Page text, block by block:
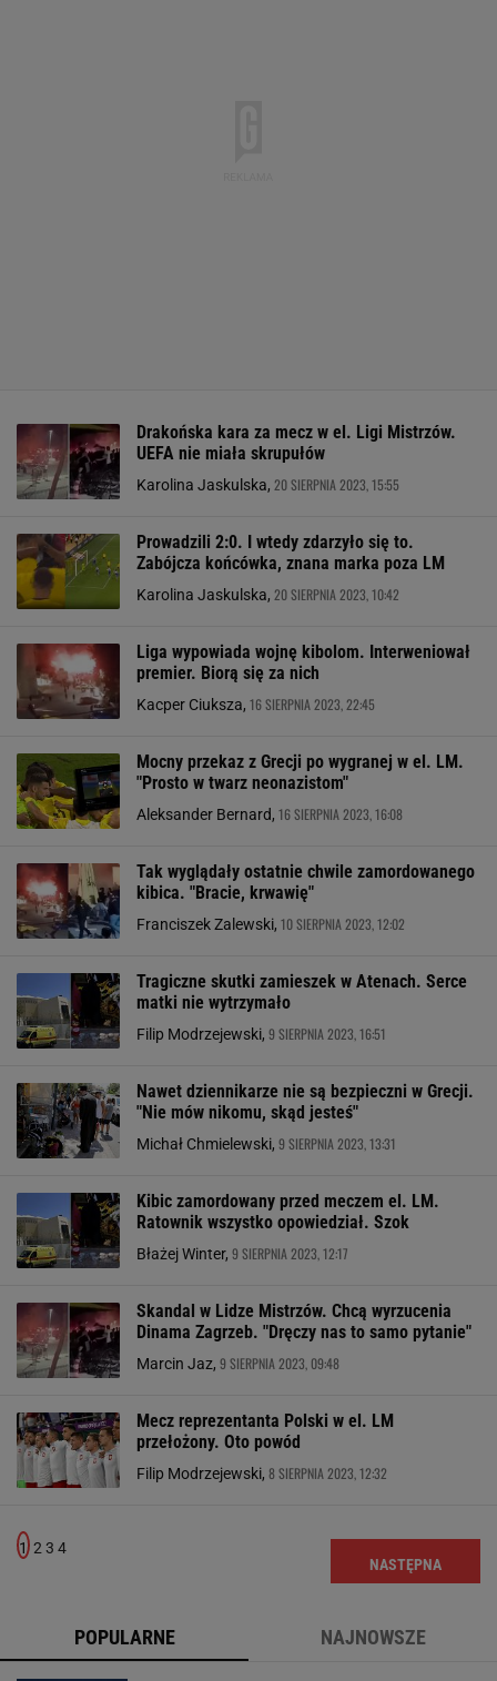
Drakońska kara za mecz w el. Ligi Mistrzów.
UEFA nie miała skrupułów
Karolina Jaskulska, 20 SIERPNIA 2023, 15:55
Prowadzili 2:0. I wtedy zdarzyło się to.
Zabójcza końcówka, znana marka poza LM
Karolina Jaskulska, 20 SIERPNIA 2023, 10:42
Liga wypowiada wojnę kibolom. Interweniował
premier. Biorą się za nich
Kacper Ciuksza, 16 SIERPNIA 2023, 22:45
Mocny przekaz z Grecji po wygranej w el. LM.
"Prosto w twarz neonazistom"
Aleksander Bernard, 16 SIERPNIA 2023, 16:08
Tak wyglądały ostatnie chwile zamordowanego
kibica. "Bracie, krwawię"
Franciszek Zalewski, 10 SIERPNIA 2023, 12:02
Tragiczne skutki zamieszek w Atenach. Serce
matki nie wytrzymało
Filip Modrzejewski, 9 SIERPNIA 2023, 16:51
Nawet dziennikarze nie są bezpieczni w Grecji.
"Nie mów nikomu, skąd jesteś"
Michał Chmielewski, 9 SIERPNIA 2023, 13:31
Kibic zamordowany przed meczem el. LM.
Ratownik wszystko opowiedział. Szok
Błażej Winter, 9 SIERPNIA 2023, 12:17
Skandal w Lidze Mistrzów. Chcą wyrzucenia
Dinama Zagrzeb. "Dręczy nas to samo pytanie"
Marcin Jaz, 9 SIERPNIA 2023, 09:48
Mecz reprezentanta Polski w el. LM
przełożony. Oto powód
Filip Modrzejewski, 8 SIERPNIA 2023, 12:32
1 2 3 4
NASTĘPNA
POPULARNE NAJNOWSZE